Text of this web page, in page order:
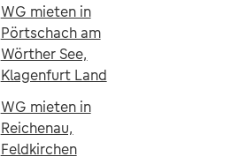
WG mieten in
Pörtschach am
Wörther See,
Klagenfurt Land
WG mieten in
Reichenau,
Feldkirchen